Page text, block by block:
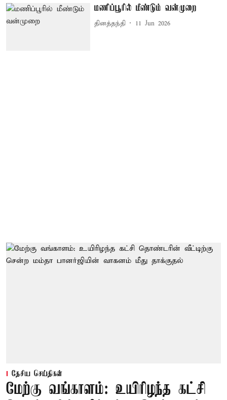
மணிப்பூரில் மீண்டும் வன்முறை
தினத்தந்தி 11 Jun 2026
தேசிய செய்திகள்
மேற்கு வங்காளம்: உயிரிழந்த கட்சி